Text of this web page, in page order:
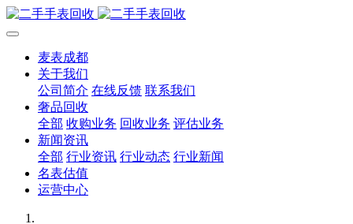
麦表成都
关于我们
公司简介 在线反馈 联系我们
奢品回收
全部 收购业务 回收业务 评估业务
新闻资讯
全部 行业资讯 行业动态 行业新闻
名表估值
运营中心